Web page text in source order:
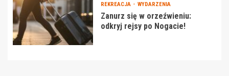
REKREACJA WYDARZENIA
Zanurz się w orzeźwieniu:
odkryj rejsy po Nogacie!